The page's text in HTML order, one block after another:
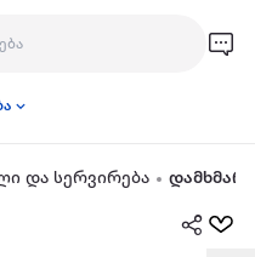
და სერვირება